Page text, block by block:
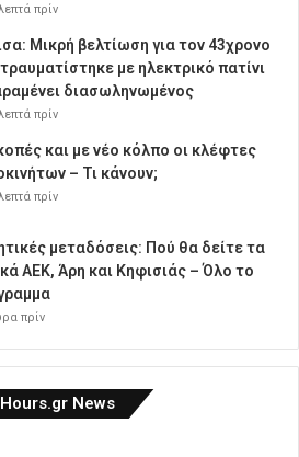
πρίν
Μικρή βελτίωση για τον 43χρονο
με ηλεκτρικό πατίνι
διασωληνωμένος
πρίν
και με νέο κόλπο οι κλέφτες
– Τι κάνουν;
πρίν
μεταδόσεις: Πού θα δείτε τα
ΑΕΚ, Άρη και Κηφισιάς – Όλο το
πρίν
News